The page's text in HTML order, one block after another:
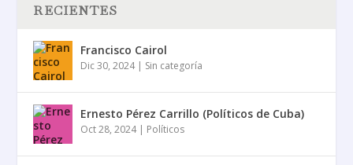
RECIENTES
Francisco Cairol
Dic 30, 2024| Sin categoría
Ernesto Pérez Carrillo (Políticos de Cuba)
Oct 28, 2024| Políticos